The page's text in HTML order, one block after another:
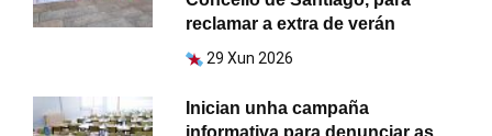
reclamar a extra de verán
29 Xun 2026
Inician unha campaña
informativa para denunciar as